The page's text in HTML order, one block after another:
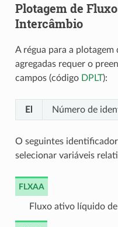
Plotagem de
Intercâmbio
A régua para a
agregadas requer o
campos (código DPLT):
El Número de
O seguintes
selecionar variáveis
FLXAA
Fluxo ativo líquido